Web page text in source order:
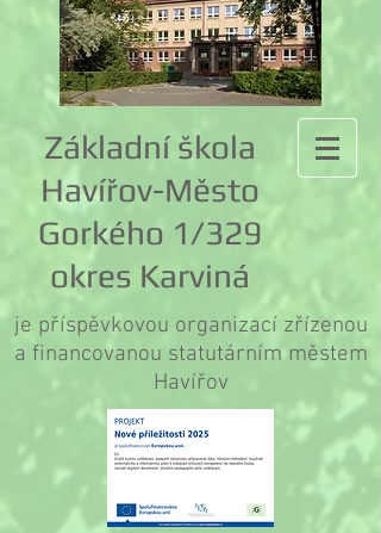
Základní škola
Havířov-Město
Gorkého 1/329
okres Karviná
je příspěvkovou organizací zřízenou
a financovanou statutárním městem
Havířov